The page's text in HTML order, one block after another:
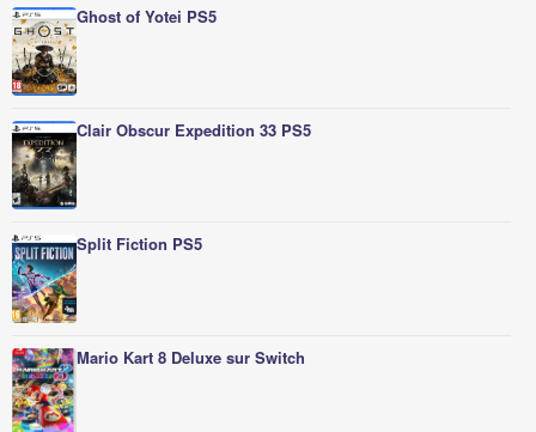
Ghost of Yotei PS5
Clair Obscur Expedition 33 PS5
Split Fiction PS5
Mario Kart 8 Deluxe sur Switch